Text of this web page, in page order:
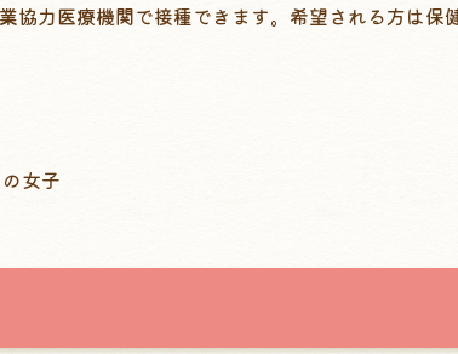
力医療機関で接種できます。希望される方は保
女子